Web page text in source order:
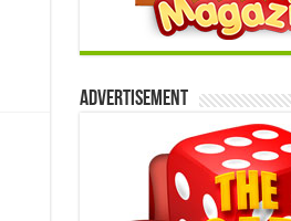
Advertisement